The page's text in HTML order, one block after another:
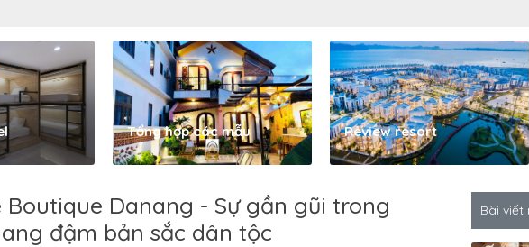
Tổng hợp các mẫu Review resort
Boutique Danang - Sự gần gũi trong
đậm bản sắc dân tộc
Bài viết